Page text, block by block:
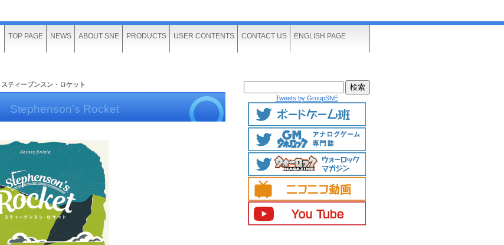
スティーブンスン・ロケット
Stephenson's Rocket
TOP PAGE NEWS ABOUT SNE PRODUCTS USER CONTENTS CONTACT US ENGLISH PAGE
Tweets by GroupSNE